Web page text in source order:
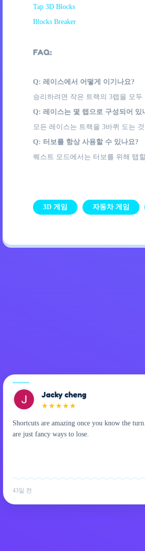
Tap 3D Blocks
Blocks Breaker
FAQ:
Q: 레이스에서 어떻게 이기나요?
승리하려면 작은 트랙의 3랩을 모
Q: 레이스는 몇 랩으로 구성되어 있
모든 레이스는 트랙을 3바퀴 도는
Q: 터보를 항상 사용할 수 있나요?
퀘스트 모드에서는 터보를 위해 탭
3D 게임 자동차 게임
Jacky cheng
★ ★ ★ ★ ★
Shortcuts are amazing once you know the
are just fancy ways to lose.
43일 전